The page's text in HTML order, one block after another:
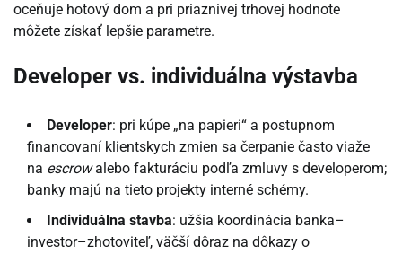
oceňuje hotový dom a pri priaznivej trhovej hodnote
môžete získať lepšie parametre.
Developer vs. individuálna výstavba
Developer: pri kúpe „na papieri“ a postupnom
financovaní klientskych zmien sa čerpanie často viaže
na escrowalebo fakturáciu podľa zmluvy s developerom;
banky majú na tieto projekty interné schémy.
Individuálna stavba: užšia koordinácia banka–
investor–zhotoviteľ, väčší dôraz na dôkazy o